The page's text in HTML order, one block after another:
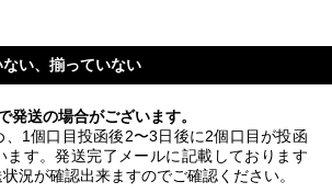
い、揃っていない
発送の場合がございます。
、1個口目投函後2〜3日後に2個口目が投函
ます。発送完了メールに記載しております
況が確認出来ますのでご確認ください。